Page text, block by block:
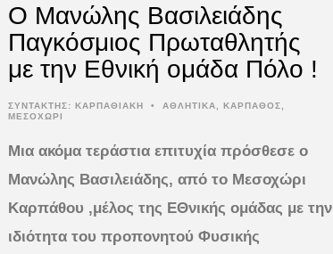
Ο Μανώλης Βασιλειάδης
Παγκόσμιος Πρωταθλητής
με την Εθνική ομάδα Πόλο !
ΣΥΝΤΆΚΤΗΣ: ΚΑΡΠΑΘΙΑΚΗ • ΑΘΛΗΤΙΚΑ ΚΑΡΠΑΘΟΣ
ΜΕΣΟΧΩΡΙ
Μια ακόμα τεράστια επιτυχία πρόσθεσε ο
Μανώλης Βασιλειάδης, από το Μεσοχώρι
Καρπάθου ,μέλος της ΕΘνικής ομάδας με την
ιδιότητα του προπονητού Φυσικής